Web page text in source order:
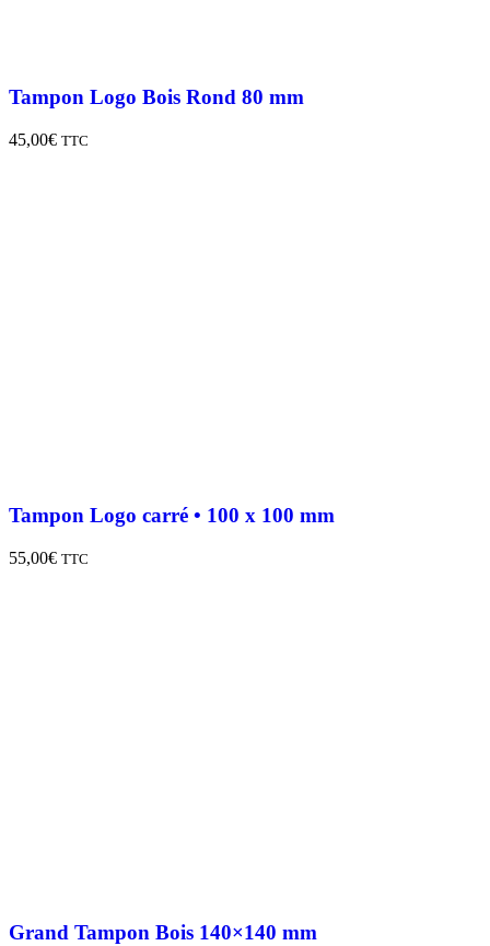
Tampon Logo Bois Rond 80 mm
45,00€ TTC
Tampon Logo carré • 100 x 100 mm
55,00€ TTC
Grand Tampon Bois 140×140 mm